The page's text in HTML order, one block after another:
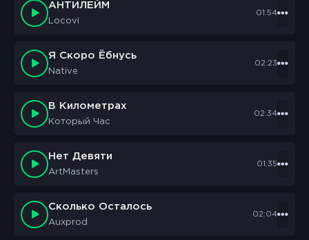
АНТИЛЕЙМ
Locovi
01:54
Я Скоро Ёбнусь
Native
02:23
В Километрах
Который Час
02:34
Нет Девяти
ArtMasters
01:35
Сколько Осталось
Auxprod
02:04